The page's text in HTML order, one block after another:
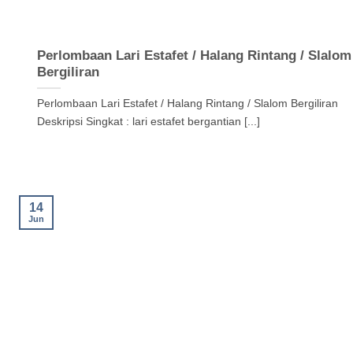
Perlombaan Lari Estafet / Halang Rintang / Slalom
Bergiliran
Perlombaan Lari Estafet / Halang Rintang / Slalom Bergiliran
Deskripsi Singkat : lari estafet bergantian [...]
14
Jun